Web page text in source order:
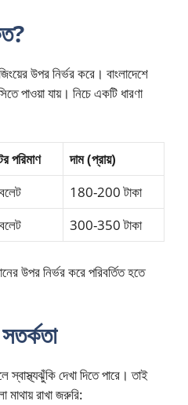
উপর নির্ভর করে। বাংলাদেশে
পাওয়া যায়। নিচে একটি ধারণা
পরিমাণ
দাম (প্রায়)
180-200 টাকা
300-350 টাকা
উপর নির্ভর করে পরিবর্তিত হতে
দেখা দিতে পারে। তাই
রাখা জরুরি: